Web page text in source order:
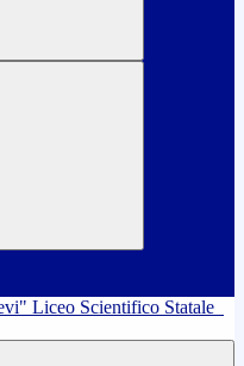
Liceo Scientifico Statale